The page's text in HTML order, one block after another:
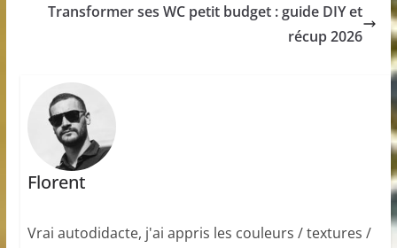
Transformer ses WC petit budget : guide DIY et
récup 2026
Florent
Vrai autodidacte, j'ai appris les couleurs / textures /